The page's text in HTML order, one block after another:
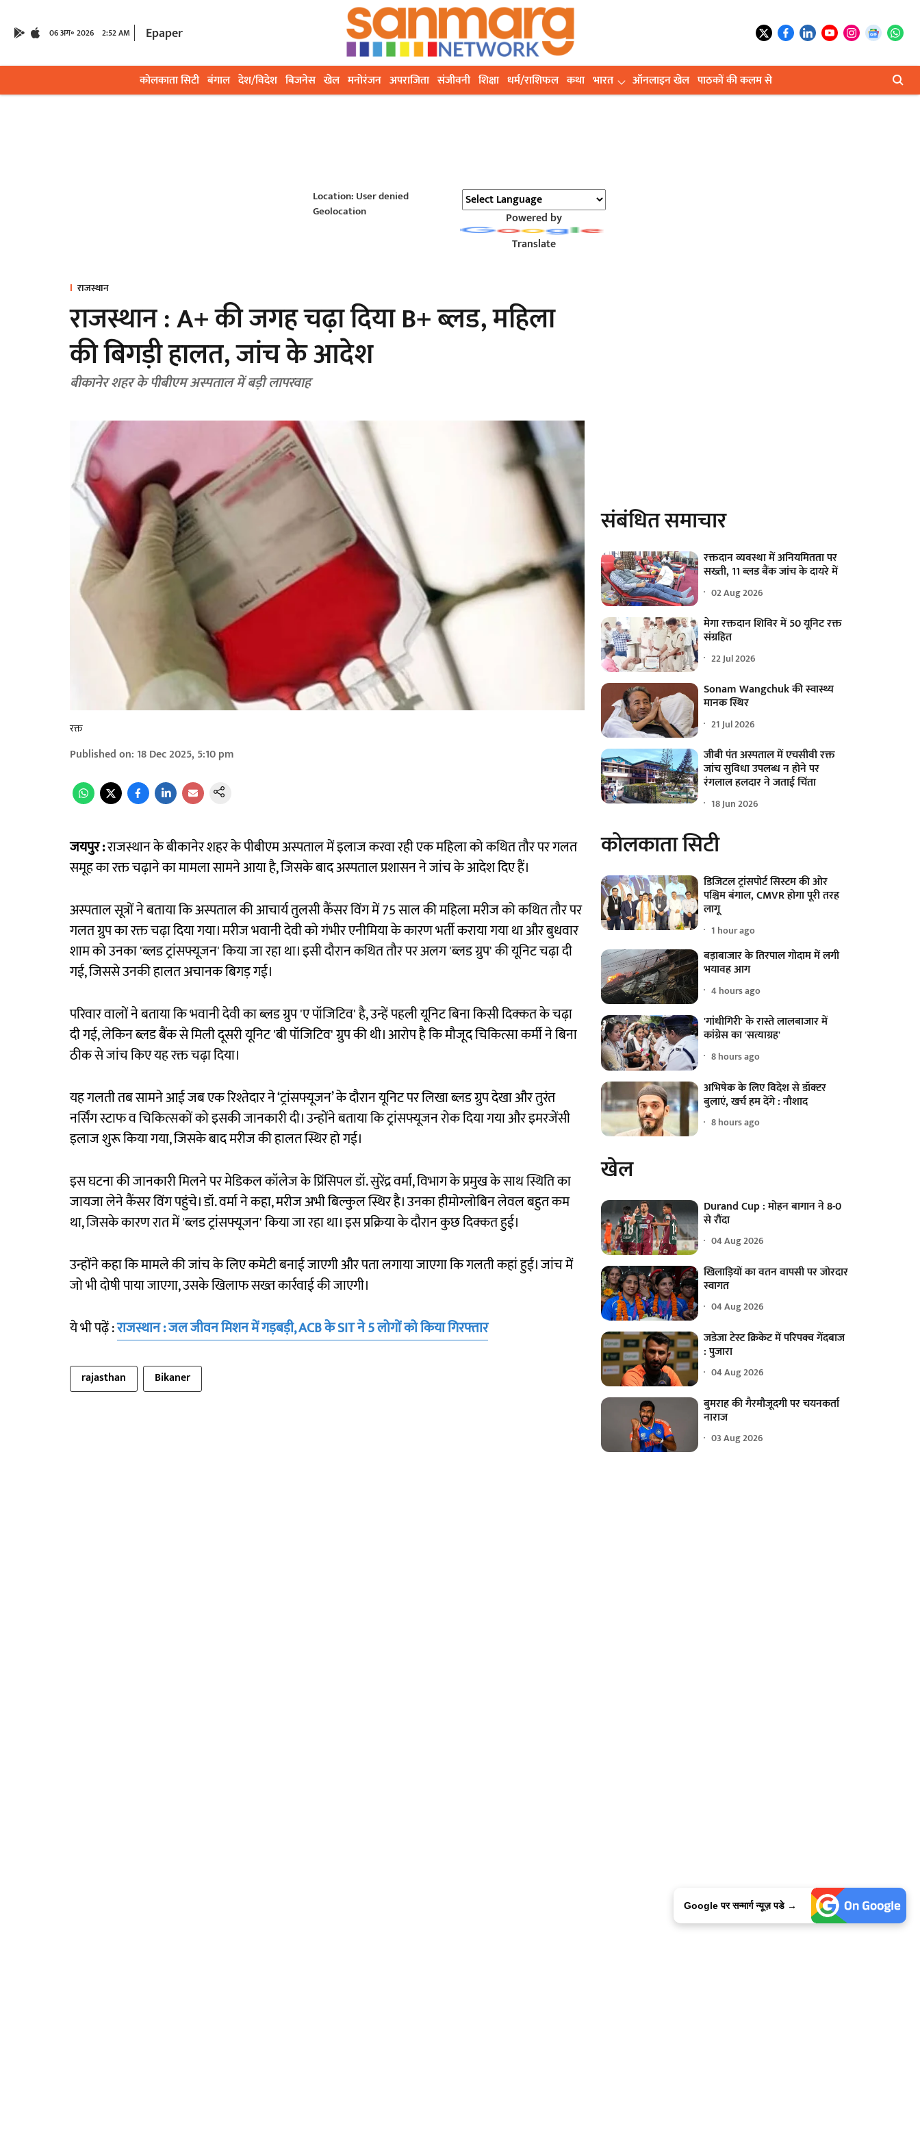
06 अग॰ 2026 2:52 AM Epaper
कोलकाता सिटी बंगाल देश/विदेश बिजनेस खेल मनोरंजन अपराजिता संजीवनी शिक्षा धर्म/राशिफल कथा भारत ऑनलाइन खेल पाठकों की कलम से
Location: User denied
Geolocation
Powered by
Translate
राजस्थान
राजस्थान : A+ की जगह चढ़ा दिया B+ ब्लड, महिला
की बिगड़ी हालत, जांच के आदेश
बीकानेर शहर के पीबीएम अस्पताल में बड़ी लापरवाह
रक्त
Published on: 18 Dec 2025, 5:10 pm
जयपुर :राजस्थान के बीकानेर शहर के पीबीएम अस्पताल में इलाज करवा रही एक महिला को कथित तौर पर गलत
समूह का रक्त चढ़ाने का मामला सामने आया है, जिसके बाद अस्पताल प्रशासन ने जांच के आदेश दिए हैं।
अस्पताल सूत्रों ने बताया कि अस्पताल की आचार्य तुलसी कैंसर विंग में 75 साल की महिला मरीज को कथित तौर पर
गलत ग्रुप का रक्त चढ़ा दिया गया। मरीज भवानी देवी को गंभीर एनीमिया के कारण भर्ती कराया गया था और बुधवार
शाम को उनका 'ब्लड ट्रांसफ्यूजन' किया जा रहा था। इसी दौरान कथित तौर पर अलग 'ब्लड ग्रुप' की यूनिट चढ़ा दी
गई, जिससे उनकी हालत अचानक बिगड़ गई।
परिवार वालों ने बताया कि भवानी देवी का ब्लड ग्रुप 'ए पॉजिटिव' है, उन्हें पहली यूनिट बिना किसी दिक्कत के चढ़ा
दी गई, लेकिन ब्लड बैंक से मिली दूसरी यूनिट 'बी पॉजिटिव' ग्रुप की थी। आरोप है कि मौजूद चिकित्सा कर्मी ने बिना
ठीक से जांच किए यह रक्त चढ़ा दिया।
यह गलती तब सामने आई जब एक रिश्तेदार ने ‘ट्रांसफ्यूजन’ के दौरान यूनिट पर लिखा ब्लड ग्रुप देखा और तुरंत
नर्सिंग स्टाफ व चिकित्सकों को इसकी जानकारी दी। उन्होंने बताया कि ट्रांसफ्यूजन रोक दिया गया और इमरजेंसी
इलाज शुरू किया गया, जिसके बाद मरीज की हालत स्थिर हो गई।
इस घटना की जानकारी मिलने पर मेडिकल कॉलेज के प्रिंसिपल डॉ. सुरेंद्र वर्मा, विभाग के प्रमुख के साथ स्थिति का
जायजा लेने कैंसर विंग पहुंचे। डॉ. वर्मा ने कहा, मरीज अभी बिल्कुल स्थिर है। उनका हीमोग्लोबिन लेवल बहुत कम
था, जिसके कारण रात में 'ब्लड ट्रांसफ्यूजन' किया जा रहा था। इस प्रक्रिया के दौरान कुछ दिक्कत हुई।
उन्होंने कहा कि मामले की जांच के लिए कमेटी बनाई जाएगी और पता लगाया जाएगा कि गलती कहां हुई। जांच में
जो भी दोषी पाया जाएगा, उसके खिलाफ सख्त कार्रवाई की जाएगी।
ये भी पढ़ें :राजस्थान : जल जीवन मिशन में गड़बड़ी, ACB के SIT ने 5 लोगों को किया गिरफ्तार
rajasthan Bikaner
संबंधित समाचार
रक्तदान व्यवस्था में अनियमितता पर
सख्ती, 11 ब्लड बैंक जांच के दायरे में
02 Aug 2026
मेगा रक्तदान शिविर में 50 यूनिट रक्त
संग्रहित
22 Jul 2026
Sonam Wangchuk की स्वास्थ्य
मानक स्थिर
21 Jul 2026
जीबी पंत अस्पताल में एचसीवी रक्त
जांच सुविधा उपलब्ध न होने पर
रंगलाल हलदार ने जताई चिंता
18 Jun 2026
कोलकाता सिटी
डिजिटल ट्रांसपोर्ट सिस्टम की ओर
पश्चिम बंगाल, CMVR होगा पूरी तरह
लागू
1 hour ago
बड़ाबाजार के तिरपाल गोदाम में लगी
भयावह आग
4 hours ago
'गांधीगिरी' के रास्ते लालबाजार में
कांग्रेस का 'सत्याग्रह'
8 hours ago
अभिषेक के लिए विदेश से डॉक्टर
बुलाएं, खर्च हम देंगे : नौशाद
8 hours ago
खेल
Durand Cup : मोहन बागान ने 8-0
से रौंदा
04 Aug 2026
खिलाड़ियों का वतन वापसी पर जोरदार
स्वागत
04 Aug 2026
जडेजा टेस्ट क्रिकेट में परिपक्व गेंदबाज
: पुजारा
04 Aug 2026
बुमराह की गैरमौजूदगी पर चयनकर्ता
नाराज
03 Aug 2026
Google पर सन्मार्ग न्यूज़ पडे →